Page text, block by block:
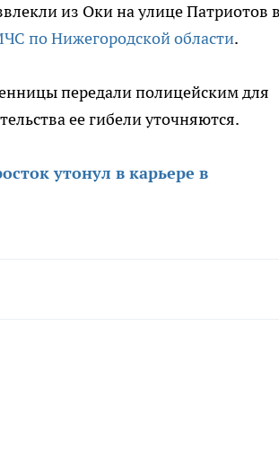
из Оки на улице Патриотов в
по Нижегородской области.
передали полицейским для
ее гибели уточняются.
утонул в карьере в